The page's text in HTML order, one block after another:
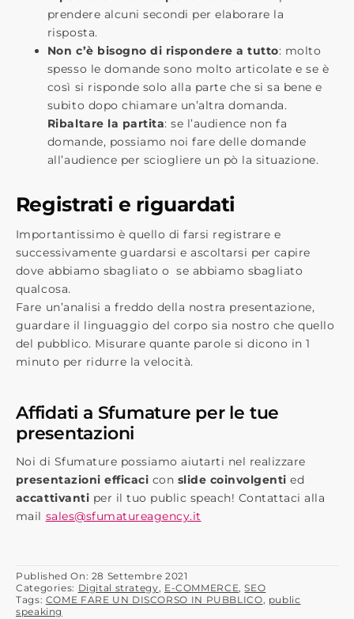
prendere alcuni secondi per elaborare la
risposta.
Non c’è bisogno di rispondere a tutto: molto
spesso le domande sono molto articolate e se è
così si risponde solo alla parte che si sa bene e
subito dopo chiamare un’altra domanda.
Ribaltare la partita: se l’audience non fa
domande, possiamo noi fare delle domande
all’audience per sciogliere un pò la situazione.
Registrati e riguardati
Importantissimo è quello di farsi registrare e
successivamente guardarsi e ascoltarsi per capire
dove abbiamo sbagliato o se abbiamo sbagliato
qualcosa.
Fare un’analisi a freddo della nostra presentazione,
guardare il linguaggio del corpo sia nostro che quello
del pubblico. Misurare quante parole si dicono in 1
minuto per ridurre la velocità.
Affidati a Sfumature per le tue
presentazioni
Noi di Sfumature possiamo aiutarti nel realizzare
presentazioni efficaci con slide coinvolgenti ed
accattivanti per il tuo public speach! Contattaci alla
mail sales@sfumatureagency.it
Published On: 28 Settembre 2021
Categories: Digital strategy, E-COMMERCE,SEO
Tags: COME FARE UN DISCORSO IN PUBBLICO, public
speaking